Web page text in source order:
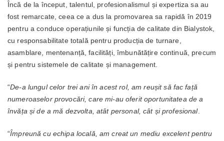
Încă de la început, talentul, profesionalismul și expertiza sa au
fost remarcate, ceea ce a dus la promovarea sa rapidă în 2019
pentru a conduce operațiunile și funcția de calitate din Bialystok,
cu responsabilitate totală pentru producția de turnare,
asamblare, mentenanță, facilități, îmbunătățire continuă, precum
și pentru sistemele de calitate și management.
“De-a lungul celor trei ani în acest rol, am reușit să fac față
numeroaselor provocări, care mi-au oferit oportunitatea de a
învăța și de a mă dezvolta, atât personal, cât și profesional.
“Împreună cu echipa locală, am creat un mediu excelent pentru